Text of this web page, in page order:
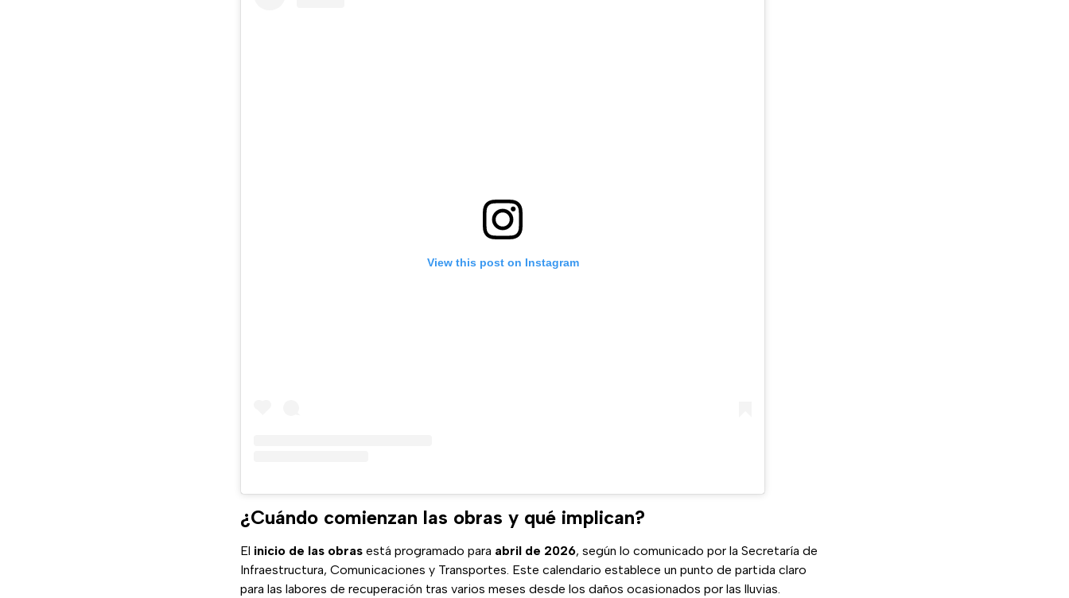
View this post on Instagram
¿Cuándo comienzan las obras y qué implican?
El inicio de las obras está programado para abril de 2026, según lo comunicado por la Secretaría de
Infraestructura, Comunicaciones y Transportes. Este calendario establece un punto de partida claro
para las labores de recuperación tras varios meses desde los daños ocasionados por las lluvias.